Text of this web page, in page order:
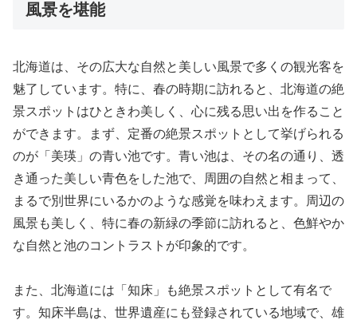
風景を堪能
北海道は、その広大な自然と美しい風景で多くの観光客を
魅了しています。特に、春の時期に訪れると、北海道の絶
景スポットはひときわ美しく、心に残る思い出を作ること
ができます。まず、定番の絶景スポットとして挙げられる
のが「美瑛」の青い池です。青い池は、その名の通り、透
き通った美しい青色をした池で、周囲の自然と相まって、
まるで別世界にいるかのような感覚を味わえます。周辺の
風景も美しく、特に春の新緑の季節に訪れると、色鮮やか
な自然と池のコントラストが印象的です。
また、北海道には「知床」も絶景スポットとして有名で
す。知床半島は、世界遺産にも登録されている地域で、雄